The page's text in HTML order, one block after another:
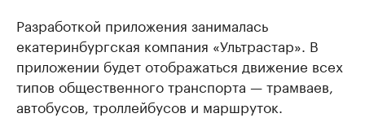
Разработкой приложения занималась
екатеринбургская компания «Ультрастар». В
приложении будет отображаться движение всех
типов общественного транспорта — трамваев,
автобусов, троллейбусов и маршруток.